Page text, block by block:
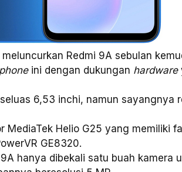
Redmi 9A sebulan
ini dengan dukungan hardware
6,53 inchi, namun sayangnya
MediaTek Helio G25 yang memiliki
GE8320.
hanya dibekali satu buah kamera